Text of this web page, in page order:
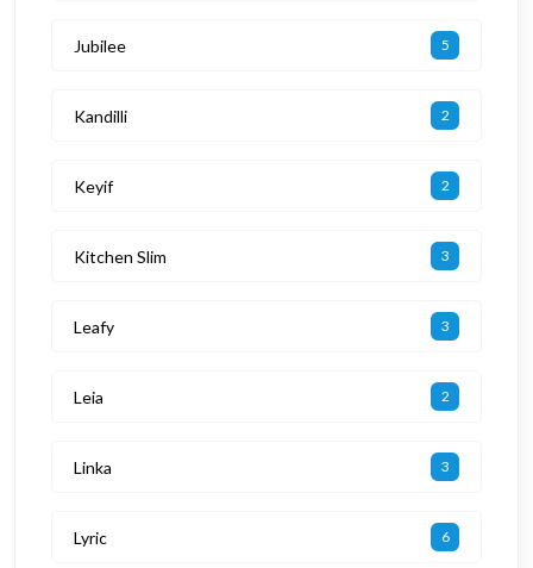
Jubilee 5
Kandilli 2
Keyif 2
Kitchen Slim 3
Leafy 3
Leia 2
Linka 3
Lyric 6